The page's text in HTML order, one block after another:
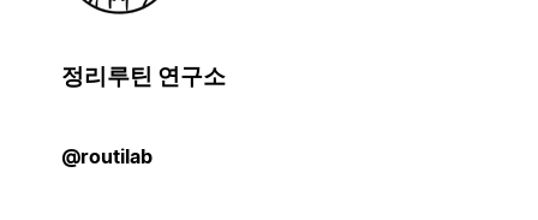
정리루틴 연구소
@routilab